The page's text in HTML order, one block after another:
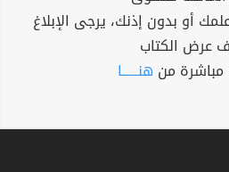
أو بدون إذنك، يرجى الإبلاغ
عرض الكتاب
مباشرة من هنــــــا